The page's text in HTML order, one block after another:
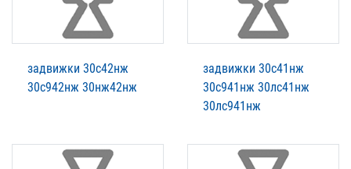
задвижки 30с42нж
30с942нж 30нж42нж
задвижки 30с41нж
30с941нж 30лс41нж
30лс941нж